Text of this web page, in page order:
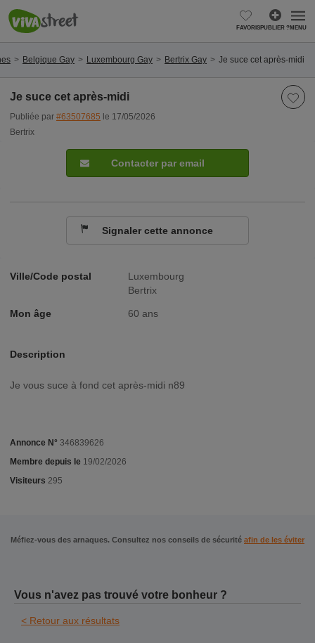
FAVORISPUBLIER ?MENU
Belgique Gay Luxembourg Gay Bertrix Gay Je suce cet après-midi
Je suce cet après-midi
Publiée par #63507685 le 17/05/2026
Bertrix
Ville/Code postal
Luxembourg
Bertrix
Mon âge 60 ans
Description
Je vous suce à fond cet après-midi n89
Annonce N° 346839626
Membre depuis le 19/02/2026
Visiteurs 295
Méfiez-vous des arnaques. Consultez nos conseils de sécurité afin de les éviter
Contacter par email
Signaler cette annonce
Vous n'avez pas trouvé votre bonheur ?
< Retour aux résultats